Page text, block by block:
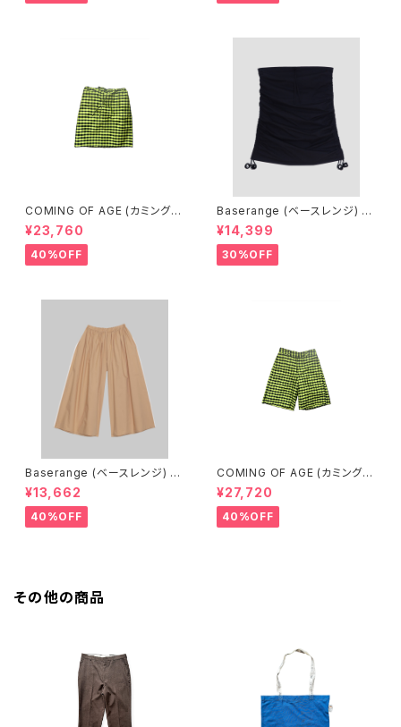
COMING OF AGE (カミングオ
ブエイジ) DRAWSTRING MID
I SKIRT（GINGHAM LIME/BL
ACK）
¥23,760
40%OFF
Baserange (ベースレンジ) PI
CTORIAL SKIRT (BLACK)
¥14,399
30%OFF
Baserange (ベースレンジ) C
ABLE PANTS (MARBLE BRO
WN)
¥13,662
40%OFF
COMING OF AGE (カミングオ
ブエイジ) FLARED SHORTS
（GINGHAM LIME/BLACK）
¥27,720
40%OFF
その他の商品